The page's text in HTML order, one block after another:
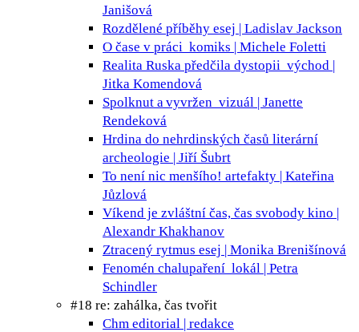
Janišová
Rozdělené příběhy esej | Ladislav Jackson
O čase v práci komiks | Michele Foletti
Realita Ruska předčila dystopii východ |
Jitka Komendová
Spolknut a vyvržen vizuál | Janette
Rendeková
Hrdina do nehrdinských časů literární
archeologie | Jiří Šubrt
To není nic menšího! artefakty | Kateřina
Jůzlová
Víkend je zvláštní čas, čas svobody kino |
Alexandr Khakhanov
Ztracený rytmus esej | Monika Brenišínová
Fenomén chalupaření lokál | Petra
Schindler
#18 re: zahálka, čas tvořit
Chm editorial | redakce